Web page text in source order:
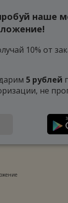
наше
10% от
5 рублей
не